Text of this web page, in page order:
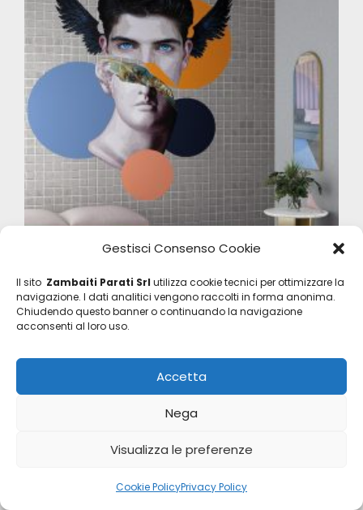
Gestisci Consenso Cookie
Il sito Zambaiti Parati Srl utilizza cookie tecnici per ottimizzare la
navigazione. I dati analitici vengono raccolti in forma anonima.
Chiudendo questo banner o continuando la navigazione
acconsenti al loro uso.
Accetta
Nega
Visualizza le preferenze
Cookie PolicyPrivacy Policy
Project
Z40556-2